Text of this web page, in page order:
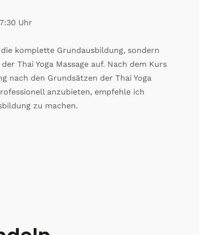
Uhr
komplette Grundausbildung, sondern
Thai Yoga Massage auf. Nach dem Kurs
nach den Grundsätzen der Thai Yoga
anzubieten, empfehle ich
zu machen.